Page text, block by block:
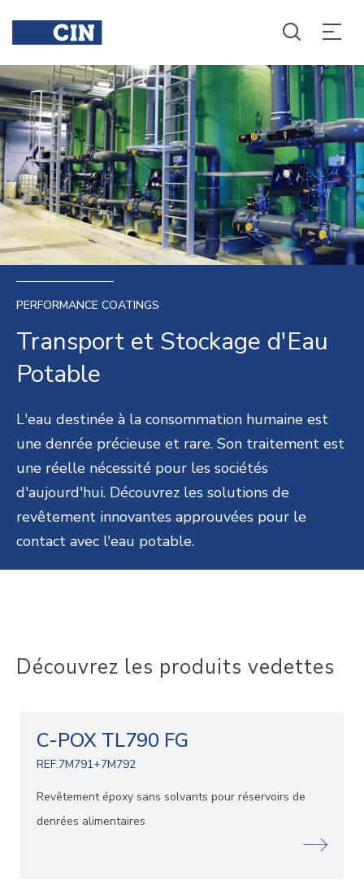
PERFORMANCE COATINGS
Transport et Stockage d'Eau
Potable
L'eau destinée à la consommation humaine est
une denrée précieuse et rare. Son traitement est
une réelle nécessité pour les sociétés
d'aujourd'hui. Découvrez les solutions de
revêtement innovantes approuvées pour le
contact avec l'eau potable.
Découvrez les produits vedettes
C-POX TL790 FG
REF.7M791+7M792
Revêtement époxy sans solvants pour réservoirs de
denrées alimentaires